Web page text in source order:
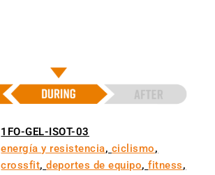
1FO-GEL-ISOT-03
energía y resistencia, ciclismo,
crossfit,deportes de equipo,fitness,